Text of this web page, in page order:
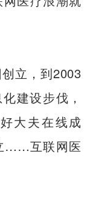
立，到2003
建设步伐，
大夫在线成
……互联网医